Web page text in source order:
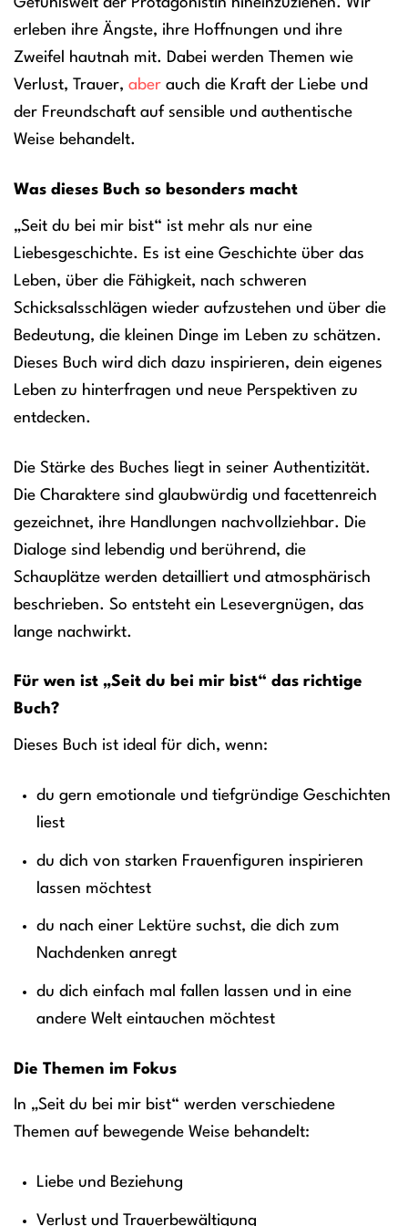
Gefühlswelt der Protagonistin hineinzuziehen. Wir
erleben ihre Ängste, ihre Hoffnungen und ihre
Zweifel hautnah mit. Dabei werden Themen wie
Verlust, Trauer, aber auch die Kraft der Liebe und
der Freundschaft auf sensible und authentische
Weise behandelt.
Was dieses Buch so besonders macht
„Seit du bei mir bist“ ist mehr als nur eine
Liebesgeschichte. Es ist eine Geschichte über das
Leben, über die Fähigkeit, nach schweren
Schicksalsschlägen wieder aufzustehen und über die
Bedeutung, die kleinen Dinge im Leben zu schätzen.
Dieses Buch wird dich dazu inspirieren, dein eigenes
Leben zu hinterfragen und neue Perspektiven zu
entdecken.
Die Stärke des Buches liegt in seiner Authentizität.
Die Charaktere sind glaubwürdig und facettenreich
gezeichnet, ihre Handlungen nachvollziehbar. Die
Dialoge sind lebendig und berührend, die
Schauplätze werden detailliert und atmosphärisch
beschrieben. So entsteht ein Lesevergnügen, das
lange nachwirkt.
Für wen ist „Seit du bei mir bist“ das richtige
Buch?
Dieses Buch ist ideal für dich, wenn:
du gern emotionale und tiefgründige Geschichten
liest
du dich von starken Frauenfiguren inspirieren
lassen möchtest
du nach einer Lektüre suchst, die dich zum
Nachdenken anregt
du dich einfach mal fallen lassen und in eine
andere Welt eintauchen möchtest
Die Themen im Fokus
In „Seit du bei mir bist“ werden verschiedene
Themen auf bewegende Weise behandelt:
Liebe und Beziehung
Verlust und Trauerbewältigung